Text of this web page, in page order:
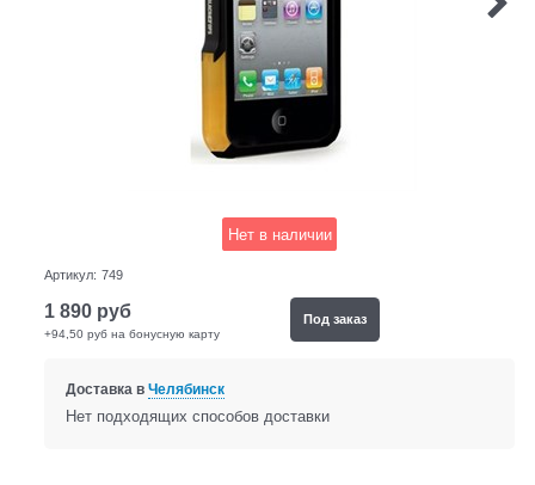
Нет в наличии
Артикул: 749
1 890 руб
+94,50 руб на бонусную карту
Под заказ
Доставка в Челябинск
Нет подходящих способов доставки